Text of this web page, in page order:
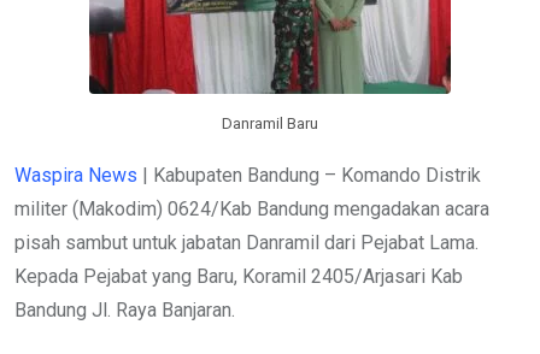
Danramil Baru
Waspira News | Kabupaten Bandung – Komando Distrik
militer (Makodim) 0624/Kab Bandung mengadakan acara
pisah sambut untuk jabatan Danramil dari Pejabat Lama.
Kepada Pejabat yang Baru, Koramil 2405/Arjasari Kab
Bandung Jl. Raya Banjaran.